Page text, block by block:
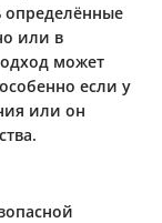
определённые
или в
может
если у
или он